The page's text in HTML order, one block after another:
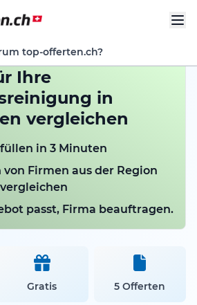
top-offerten.ch?
Ihre
in
vergleichen
in 3 Minuten
von Firmen aus der Region
passt, Firma beauftragen.
Gratis 5 Offerten